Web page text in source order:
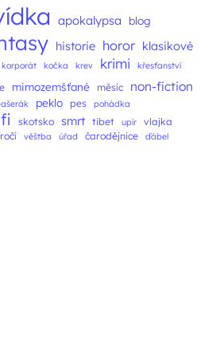
apokalypsa blog
historie horor klasikové
korporát kočka krev krimi křesťanství
mimozemšťané měsíc non-fiction
peklo pes pohádka
skotsko smrt tibet upír
vlajka
věštba úřad čarodějnice ďábel